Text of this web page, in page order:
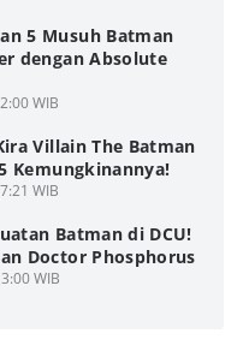
5 Musuh Batman
dengan Absolute
WIB
Villain The Batman
Kemungkinannya!
WIB
Batman di DCU!
Doctor Phosphorus
WIB